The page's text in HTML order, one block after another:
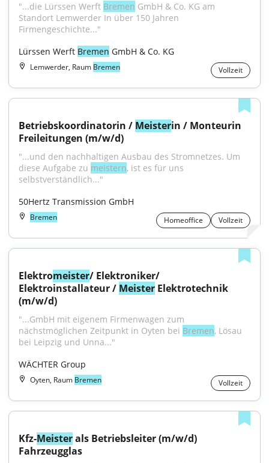
"...die Lürssen Werft Bremen GmbH & Co. KG am
Standort Lemwerder In über 150 Jahren
Firmengeschichte..."
Lürssen Werft Bremen GmbH & Co. KG
Lemwerder, Raum Bremen Vollzeit
Betriebskoordinatorin / Meisterin / Monteurin
Freileitungen (m/w/d)
"...und den nachhaltigen Ausbau des Stromnetzes. Um
diese Aufgabe zu meistern, ist es für uns
selbstverständlich..."
50Hertz Transmission GmbH
Bremen Homeoffice Vollzeit
Elektromeister/ Elektroniker/
Elektroinstallateur / Meister Elektrotechnik
(m/w/d)
"...GmbH mit eigenem Firmenwagen zum
nächstmöglichen Zeitpunkt in Oyten bei Bremen, Lösau
bei Leipzig und Unna..."
WÄCHTER Group
Oyten, Raum Bremen Vollzeit
Kfz-Meister als Betriebsleiter (m/w/d)
Fahrzeugglas